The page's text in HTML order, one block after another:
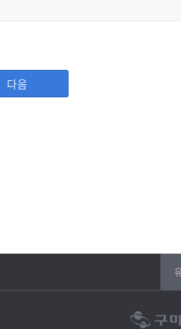
주소, 사업자등록증, 담당자명, 담당자 직
다음